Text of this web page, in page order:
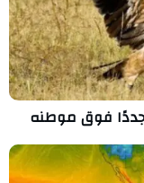
فوق موطنه